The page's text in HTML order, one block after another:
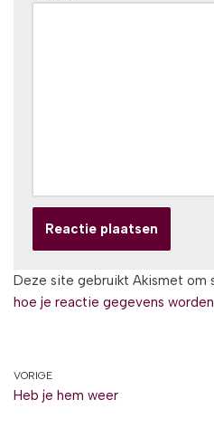
Deze site gebruikt Akismet om
hoe je reactie gegevens
VORIGE
Heb je hem weer